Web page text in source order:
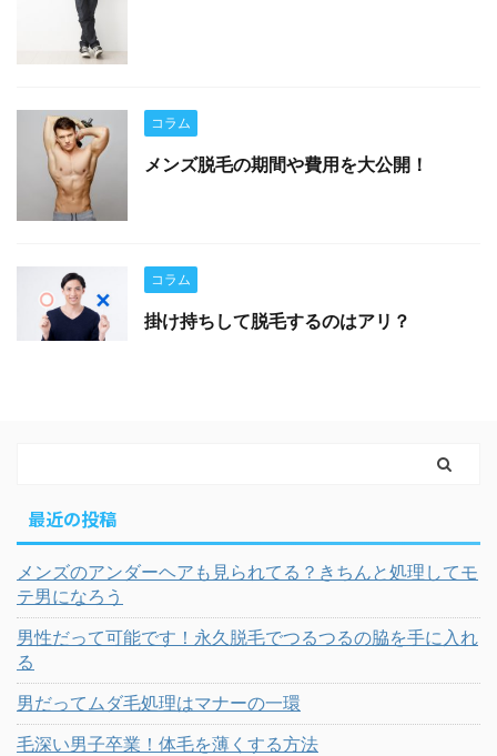
コラム
メンズ脱毛の期間や費用を大公開！
コラム
掛け持ちして脱毛するのはアリ？
最近の投稿
メンズのアンダーヘアも見られてる？きちんと処理してモ
テ男になろう
男性だって可能です！永久脱毛でつるつるの脇を手に入れ
る
男だってムダ毛処理はマナーの一環
毛深い男子卒業！体毛を薄くする方法